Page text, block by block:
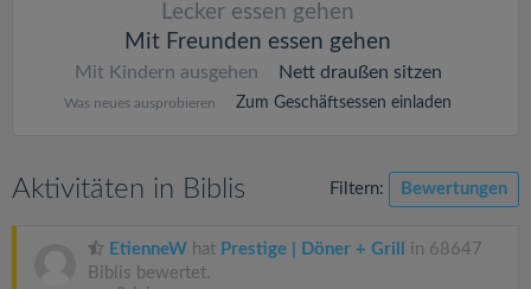
Lecker essen gehen
Mit Freunden essen gehen
Mit Kindern ausgehen Nett draußen sitzen
Was neues ausprobieren Zum Geschäftsessen einladen
Aktivitäten in Biblis Filtern: Bewertungen
EtienneW hat Prestige | Döner + Grill
in 68647
Biblis bewertet.